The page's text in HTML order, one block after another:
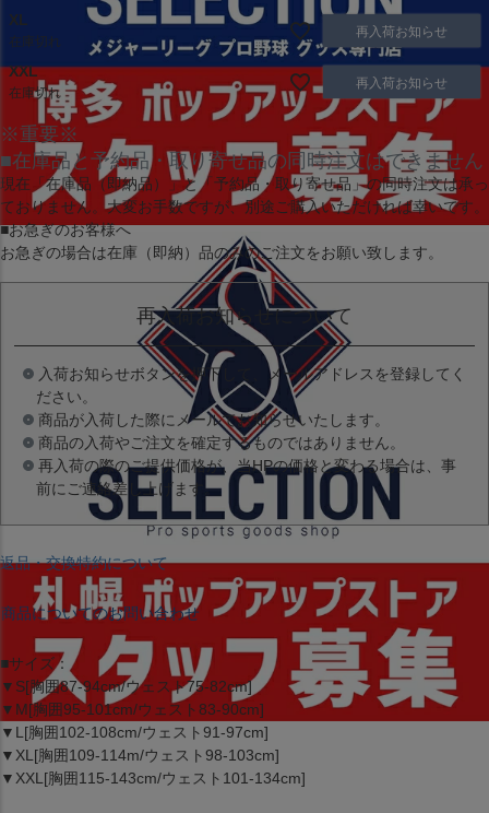
XL
在庫切れ
再入荷お知らせ
XXL
在庫切れ
再入荷お知らせ
※重要※
■在庫品と予約品・取り寄せ品の同時注文はできません
現在 「在庫品（即納品）」と 「予約品・取り寄せ品」の同時注文は承っ
ておりません。大変お手数ですが、別途ご購入いただければ幸いです。
■お急ぎのお客様へ
お急ぎの場合は在庫（即納）品のみのご注文をお願い致します。
再入荷お知らせについて
入荷お知らせボタンを押下して、メールアドレスを登録してく
ださい。
商品が入荷した際にメールでお知らせいたします。
商品の入荷やご注文を確定するものではありません。
再入荷の際のご提供価格が、当HPの価格と変わる場合は、事
前にご連絡差し上げます。
返品・交換特約について
商品についてのお問い合わせ
■サイズ：
▼S[胸囲87-94cm/ウェスト75-82cm]
▼M[胸囲95-101cm/ウェスト83-90cm]
▼L[胸囲102-108cm/ウェスト91-97cm]
▼XL[胸囲109-114m/ウェスト98-103cm]
▼XXL[胸囲115-143cm/ウェスト101-134cm]